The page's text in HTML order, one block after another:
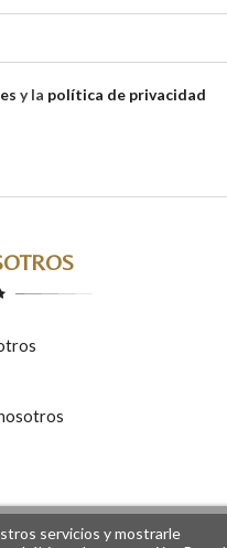
y la política de privacidad
servicios y mostrarle